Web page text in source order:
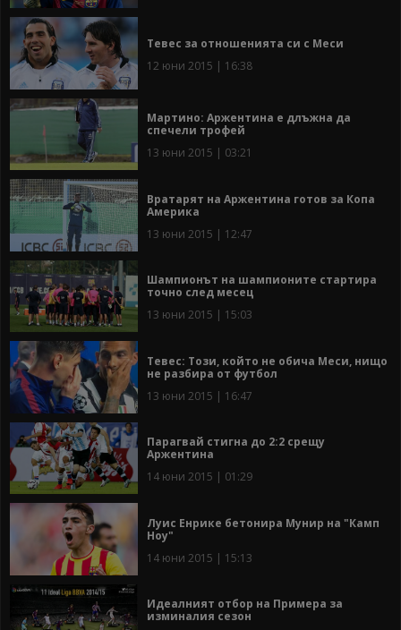
Тевес за отношенията си с Меси
12 юни 2015 | 16:38
Мартино: Аржентина е длъжна да
спечели трофей
13 юни 2015 | 03:21
Вратарят на Аржентина готов за Копа
Америка
13 юни 2015 | 12:47
Шампионът на шампионите стартира
точно след месец
13 юни 2015 | 15:03
Тевес: Този, който не обича Меси, нищо
не разбира от футбол
13 юни 2015 | 16:47
Парагвай стигна до 2:2 срещу
Аржентина
14 юни 2015 | 01:29
Луис Енрике бетонира Мунир на "Камп
Ноу"
14 юни 2015 | 15:13
Идеалният отбор на Примера за
изминалия сезон